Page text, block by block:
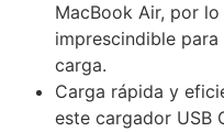
MacBook Air, por
imprescindible
carga.
Carga rápida y
este cargador USB